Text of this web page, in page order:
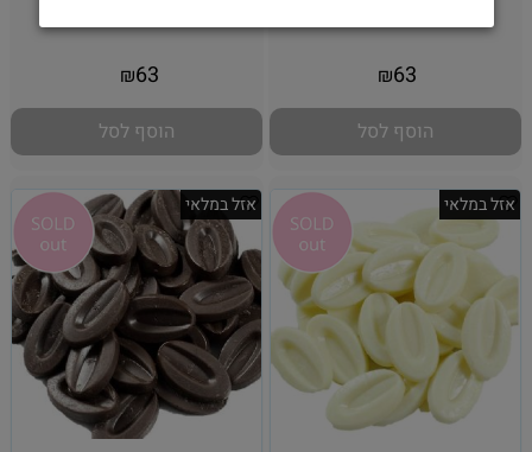
אין במלאי
₪63
הוסף לסל
אין במלאי
₪63
הוסף לסל
אזל במלאי אזל במלאי